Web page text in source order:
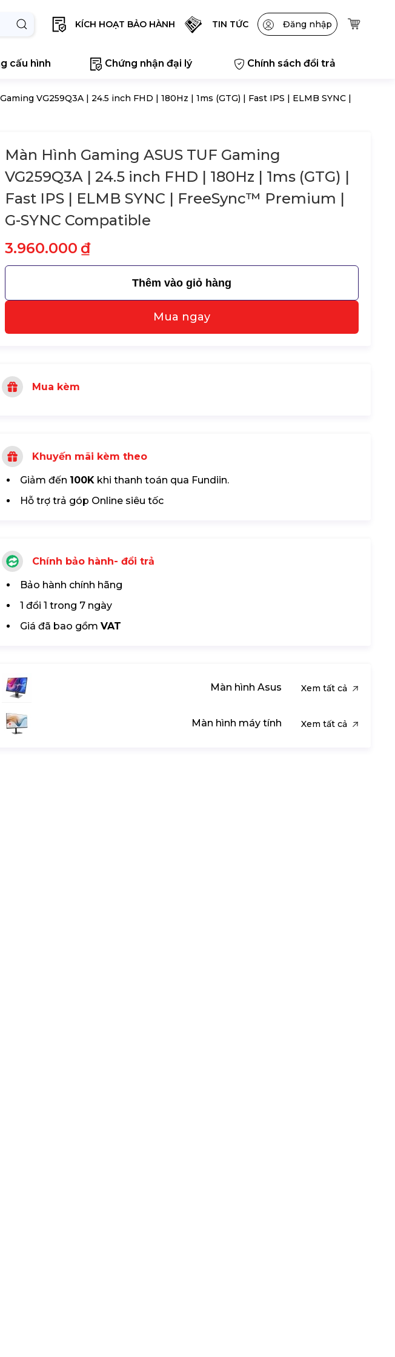
KÍCH HOẠT BẢO HÀNH TIN TỨC Đăng nhập
cấu hình Chứng nhận đại lý Chính sách đổi trả
VG259Q3A | 24.5 inch FHD | 180Hz | 1ms (GTG) | Fast IPS | ELMB SYNC |
Màn Hình Gaming ASUS TUF Gaming
VG259Q3A | 24.5 inch FHD | 180Hz | 1ms (GTG) |
Fast IPS | ELMB SYNC | FreeSync™ Premium |
G-SYNC Compatible
3.960.000 ₫
Thêm vào giỏ hàng
Mua ngay
Mua kèm
Khuyến mãi kèm theo
Giảm đến 100K khi thanh toán qua Fundiin.
Hỗ trợ trả góp Online siêu tốc
Chính bảo hành- đổi trả
Bảo hành chính hãng
1 đổi 1 trong 7 ngày
Giá đã bao gồm VAT
Màn hình Asus Xem tất cả
Màn hình máy tính Xem tất cả